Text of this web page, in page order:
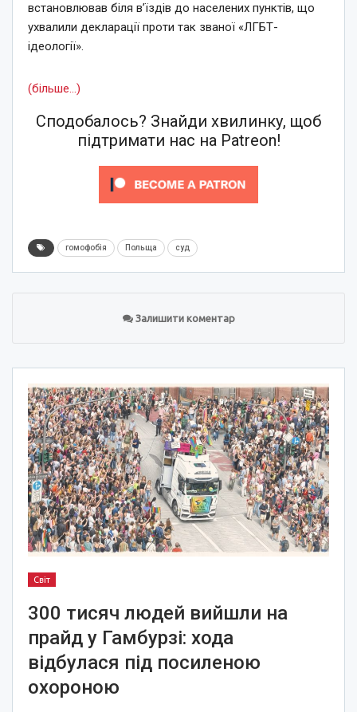
встановлював біля в’їздів до населених пунктів, що
ухвалили декларації проти так званої «ЛГБТ-
ідеології».
(більше…)
Сподобалось? Знайди хвилинку, щоб
підтримати нас на Patreon!
гомофобія Польща суд
Залишити коментар
Світ
300 тисяч людей вийшли на
прайд у Гамбурзі: хода
відбулася під посиленою
охороною